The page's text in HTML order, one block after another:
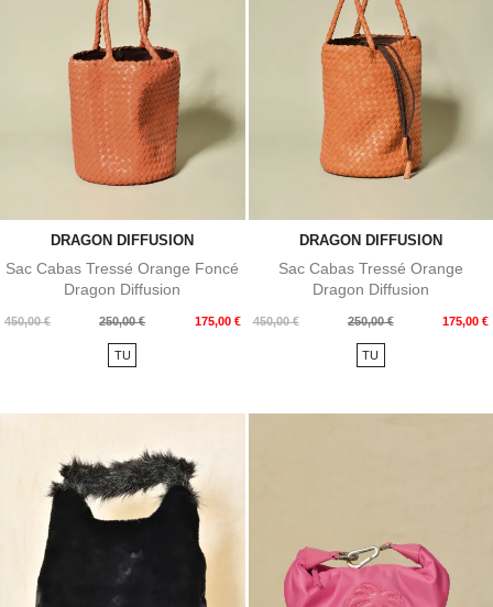
DRAGON DIFFUSION
Sac Cabas Tressé Orange Foncé
Dragon Diffusion
450,00 €
Prix
250,00 € 175,00 €
Prix
TU
DRAGON DIFFUSION
Sac Cabas Tressé Orange
Dragon Diffusion
450,00 €
Prix
250,00 € 175,00 €
Prix
TU